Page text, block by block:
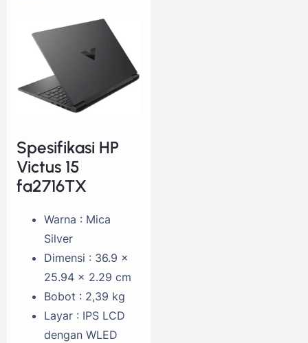
Spesifikasi HP
Victus 15
fa2716TX
Warna : Mica
Silver
Dimensi : 36.9 x
25.94 x 2.29 cm
Bobot : 2,39 kg
Layar : IPS LCD
dengan WLED